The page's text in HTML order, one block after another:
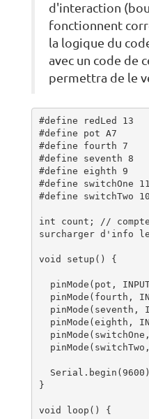
d'interaction
fonctionnent
la logique du
avec un code de
permettra de le
#define redLed 13
#define pot A7
#define fourth 7
#define seventh 8
#define eighth 9
#define switchOne 11
#define switchTwo 10
int count; //
surcharger d'info
void setup() {
}
void loop() {